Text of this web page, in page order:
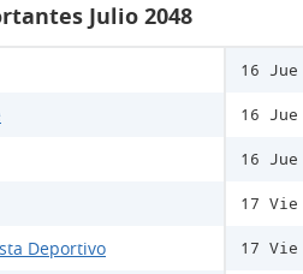
Julio 2048
Deportivo
16 Jue
16 Jue
16 Jue
17 Vie
17 Vie